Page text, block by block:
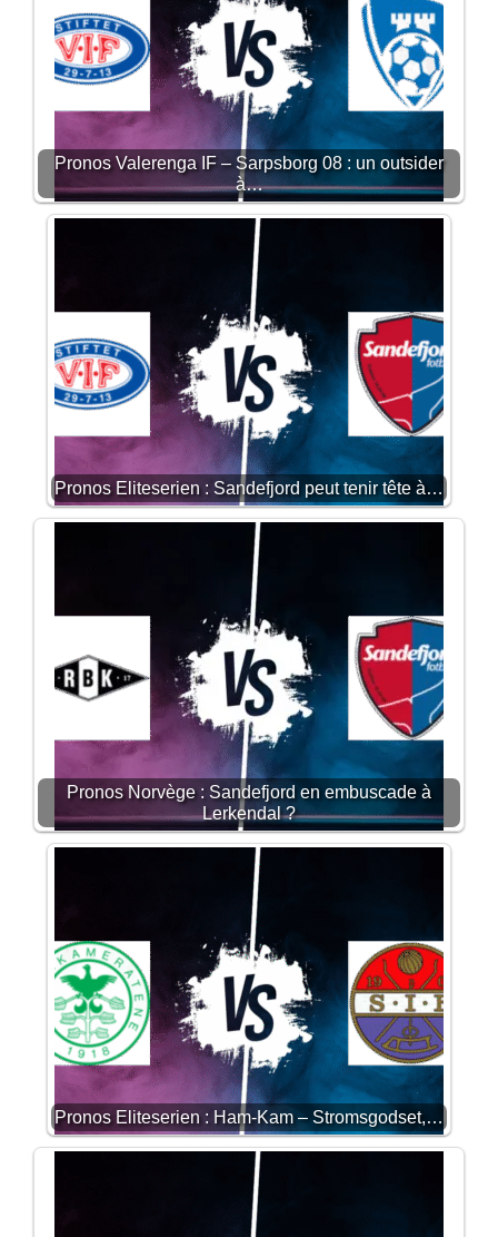
Pronos Valerenga IF – Sarpsborg 08 : un outsider
à…
Pronos Eliteserien : Sandefjord peut tenir tête à…
Pronos Norvège : Sandefjord en embuscade à
Lerkendal ?
Pronos Eliteserien : Ham-Kam – Stromsgodset,…